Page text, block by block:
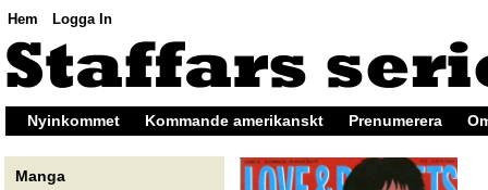
Hem Logga In
Nyinkommet Kommande amerikanskt Prenumerera
Manga